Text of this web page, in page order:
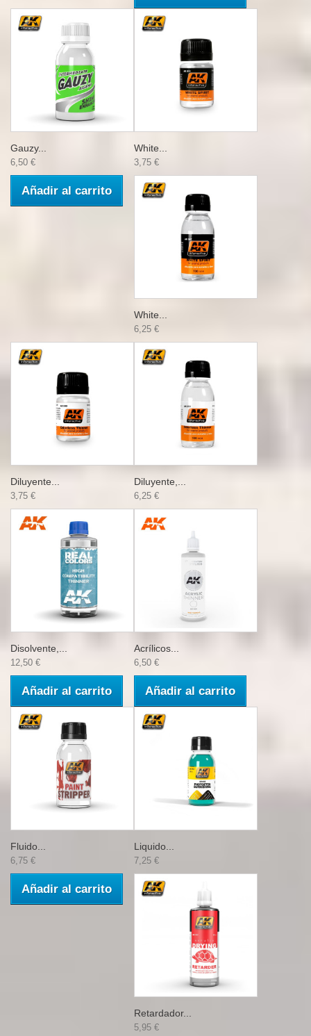
Gauzy...
6,50 €
Añadir al carrito
White...
3,75 €
White...
6,25 €
Diluyente...
3,75 €
Diluyente,...
6,25 €
Disolvente,...
12,50 €
Añadir al carrito
Acrílicos...
6,50 €
Añadir al carrito
Fluido...
6,75 €
Añadir al carrito
Liquido...
7,25 €
Retardador...
5,95 €